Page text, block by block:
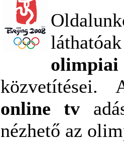
online tv
nézhető az